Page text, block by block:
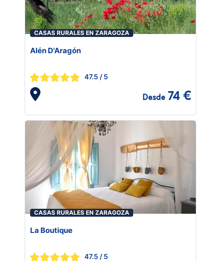
CASAS RURALES EN ZARAGOZA
Alén D'Aragón
47.5 / 5
Desde 74 €
CASAS RURALES EN ZARAGOZA
La Boutique
47.5 / 5